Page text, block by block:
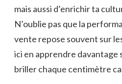
mais aussi d’enrichir ta
N’oublie pas que la
vente repose souvent sur
ici en apprendre davantage
briller chaque centimètre